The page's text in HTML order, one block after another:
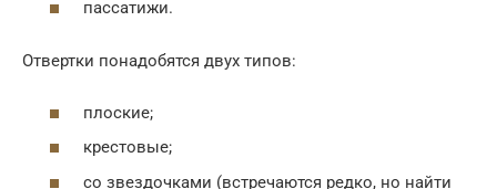
пассатижи.
Отвертки понадобятся двух типов:
плоские;
крестовые;
со звездочками (встречаются редко, но найти